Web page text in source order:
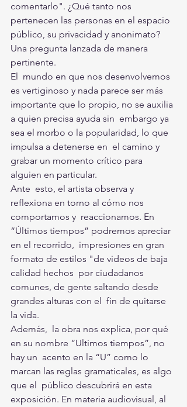
comentarlo". ¿Qué tanto nos
pertenecen las personas en el espacio
público, su privacidad y anonimato?
Una pregunta lanzada de manera
pertinente.
El  mundo en que nos desenvolvemos
es vertiginoso y nada parece ser más
importante que lo propio, no se auxilia
a quien precisa ayuda sin  embargo ya
sea el morbo o la popularidad, lo que
impulsa a detenerse en  el camino y
grabar un momento crítico para
alguien en particular.
Ante  esto, el artista observa y
reflexiona en torno al cómo nos
comportamos y  reaccionamos. En
“Últimos tiempos” podremos apreciar
en el recorrido,  impresiones en gran
formato de estilos "de videos de baja
calidad hechos  por ciudadanos
comunes, de gente saltando desde
grandes alturas con el  fin de quitarse
la vida.
Además,  la obra nos explica, por qué
en su nombre “Ultimos tiempos”, no
hay un  acento en la “U” como lo
marcan las reglas gramaticales, es algo
que el  público descubrirá en esta
exposición. En materia audiovisual, al